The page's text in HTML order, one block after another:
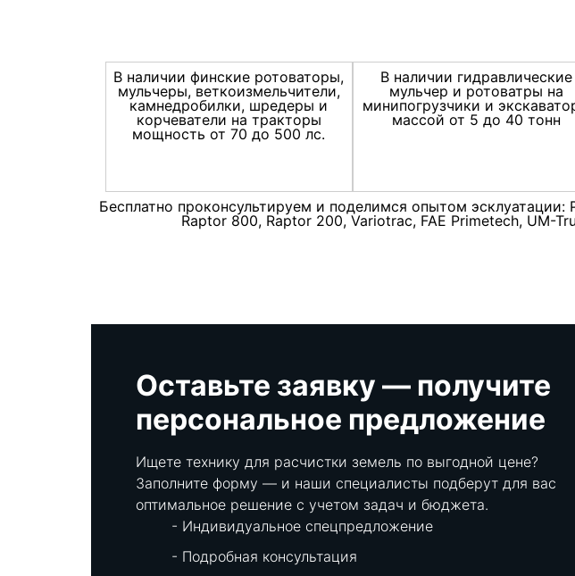
В наличии финские ротоваторы,
мульчеры, веткоизмельчители,
камнедробилки, шредеры и
корчеватели на тракторы
мощность от 70 до 500 лс.
В наличии гидравлические
мульчер и ротоватры на
минипогрузчики и
массой от 5 до 40 тонн
Бесплатно проконсультируем и поделимся опытом
Raptor 800, Raptor 200, Variotrac, FAE Primetech, UM-
Оставьте заявку — получите
персональное предложение
Ищете технику для расчистки земель по выгодной цене?
Заполните форму — и наши специалисты подберут для вас
оптимальное решение с учетом задач и бюджета.
Индивидуальное спецпредложение
Подробная консультация